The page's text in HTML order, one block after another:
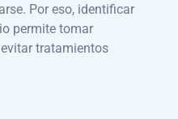
Por eso, identificar
permite tomar
tratamientos